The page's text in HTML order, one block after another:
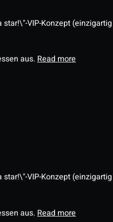
VIP-Konzept
aus. Read more
VIP-Konzept
aus. Read more